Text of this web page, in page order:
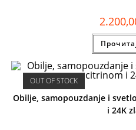
OUT OF STOCK
Obilje, samopouzdanje i
i 24K